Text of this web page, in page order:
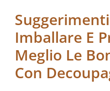
Imballare E
Meglio Le
Con